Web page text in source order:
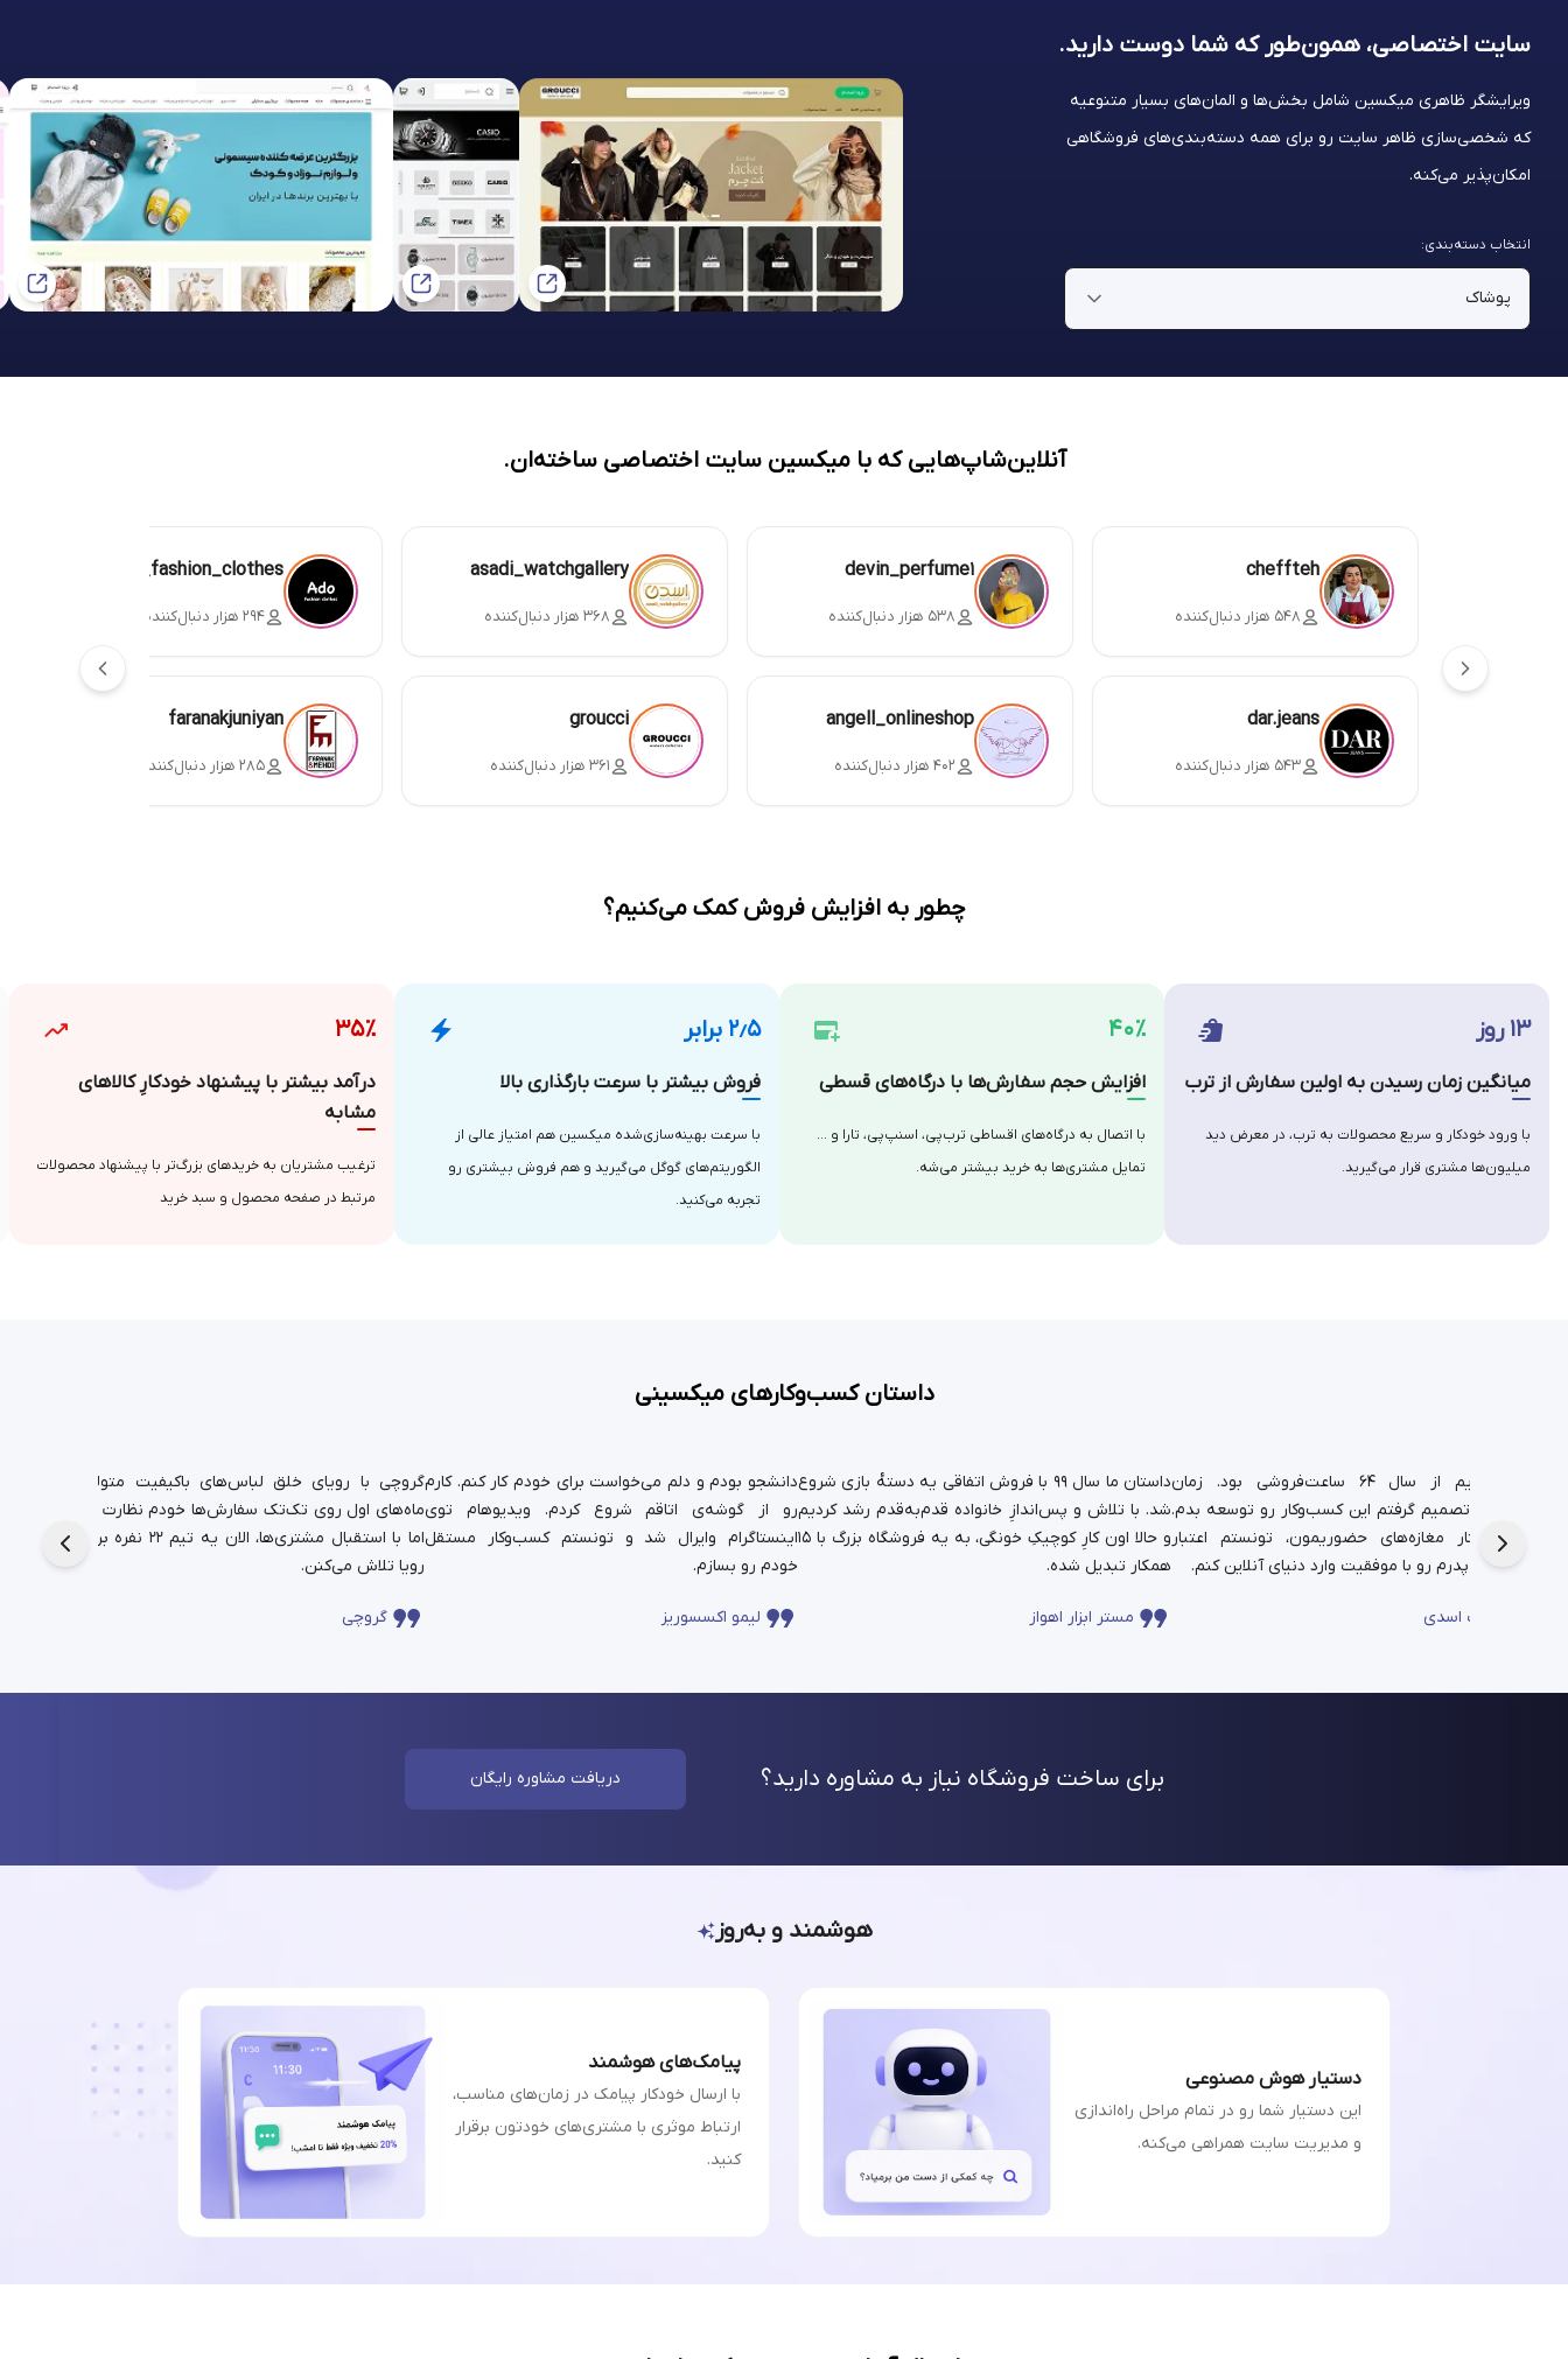
سایت اختصاصی، همون‌طور که شما دوست دارید.
ویرایشگر ظاهری میکسین شامل بخش‌ها و المان‌های بسیار متنوعیه
که شخصی‌سازی ظاهر سایت رو برای همه دسته‌بندی‌های فروشگاهی
امکان‌پذیر می‌کنه.
انتخاب دسته‌بندی:
آنلاین‌شاپ‌هایی که با میکسین سایت اختصاصی ساخته‌ان.
cheffteh
۵۴۸ هزار دنبال‌کننده
devin_perfume1
۵۳۸ هزار دنبال‌کننده
asadi_watchgallery
۳۶۸ هزار دنبال‌کننده
ado_fashion_clothes
۲۹۴ هزار دنبال‌کننده
dar.jeans
۵۴۳ هزار دنبال‌کننده
angell_onlineshop
۴۰۲ هزار دنبال‌کننده
groucci
۳۶۱ هزار دنبال‌کننده
faranakjuniyan
۲۸۵ هزار دنبال‌کننده
چطور به افزایش فروش کمک می‌کنیم؟
۳۵٪
درآمد بیشتر با پیشنهاد خودکارِ کالاهای
مشابه
ترغیب مشتریان به خریدهای بزرگ‌تر با پیشنهاد محصولات
مرتبط در صفحه محصول و سبد خرید
۲٫۵ برابر
فروش بیشتر با سرعت بارگذاری بالا
با سرعت بهینه‌سازی‌شده میکسین هم امتیاز عالی از
الگوریتم‌های گوگل می‌گیرید و هم فروش بیشتری رو
تجربه می‌کنید.
۴۰٪
افزایش حجم سفارش‌ها با درگاه‌های قسطی
با اتصال به درگاه‌های اقساطی ترب‌پی، اسنپ‌پی، تارا و …
تمایل مشتری‌ها به خرید بیشتر می‌شه.
۱۳ روز
میانگین زمان رسیدن به اولین سفارش از ترب
با ورود خودکار و سریع محصولات به ترب، در معرض دید
میلیون‌ها مشتری قرار می‌گیرید.
داستان کسب‌وکارهای میکسینی
گروچی با رویای خلق لباس‌های باکیفیت متولد شد.
ماه‌های اول روی تک‌تک سفارش‌ها خودم نظارت داشتم،
اما با استقبال مشتری‌ها، الان یه تیم ۲۲ نفره برای این
رویا تلاش می‌کنن.
گروچی
دانشجو بودم و دلم می‌خواست برای خودم کار کنم. کارم
رو از گوشه‌ی اتاقم شروع کردم. ویدیوهام توی
اینستاگرام وایرال شد و تونستم کسب‌وکار مستقل
خودم رو بسازم.
لیمو اکسسوریز
داستان ما سال ۹۹ با فروش اتفاقی یه دسته‌ٔ بازی شروع
شد. با تلاش و پس‌اندازِ خانواده قدم‌به‌قدم رشد کردیم
و حالا اون کارِ کوچیکِ خونگی، به یه فروشگاه بزرگ با ۱۵
همکار تبدیل شده.
مستر ابزار اهواز
شغل پدریم از سال ۶۴ ساعت‌فروشی بود. زمان
دانشجویی تصمیم گرفتم این کسب‌وکار رو توسعه بدم.
حالا در کنار مغازه‌های حضوریمون، تونستم اعتبار
چندساله‌ی پدرم رو با موفقیت وارد دنیای آنلاین کنم.
ساعت اسدی
برای ساخت فروشگاه نیاز به مشاوره دارید؟ دریافت مشاوره رایگان
هوشمند و به‌روز
دستیار هوش مصنوعی
این دستیار شما رو در تمام مراحل راه‌اندازی
و مدیریت سایت همراهی می‌کنه.
پیامک‌های هوشمند
با ارسال خودکار پیامک در زمان‌های مناسب،
ارتباط موثری با مشتری‌های خودتون برقرار
کنید.